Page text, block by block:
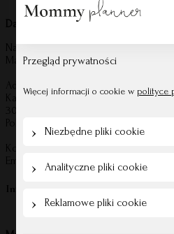
Dane producenta:
Nazwa:
Magdalena Zmarzlińska Grupa
Adres:
Kazimierza Wierzyńskiego 55/5
30-198 Kraków
Polska
Kontakt:
Email:
kontakt@mommyplanner.pl
Informacje o bezpieczeństwie
Przegląd prywatności
Więcej informacji o cookie w polityce
Niezbędne pliki cookie
Analityczne pliki cookie
Reklamowe pliki cookie